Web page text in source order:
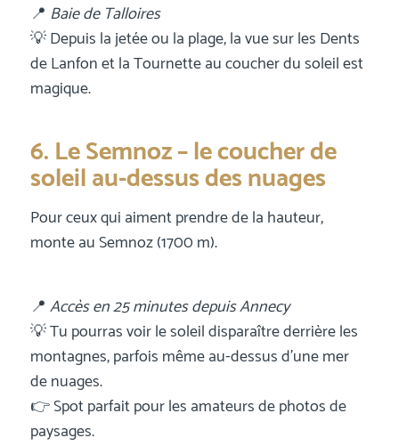
📍 Baie de Talloires
💡 Depuis la jetée ou la plage, la vue sur les Dents
de Lanfon et la Tournette au coucher du soleil est
magique.
6. Le Semnoz – le coucher de
soleil au-dessus des nuages
Pour ceux qui aiment prendre de la hauteur,
monte au Semnoz (1700 m).
📍 Accès en 25 minutes depuis Annecy
💡 Tu pourras voir le soleil disparaître derrière les
montagnes, parfois même au-dessus d’une mer
de nuages.
👉 Spot parfait pour les amateurs de photos de
paysages.